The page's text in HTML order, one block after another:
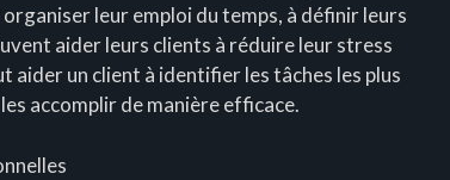
leur emploi du temps, à définir leurs
aider leurs clients à réduire leur stress
aider un client à identifier les tâches les plus
accomplir de manière efficace.